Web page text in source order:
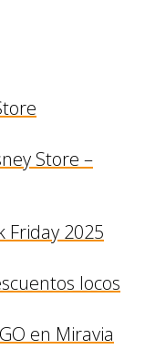
Store –
Friday 2025
locos
en Miravia